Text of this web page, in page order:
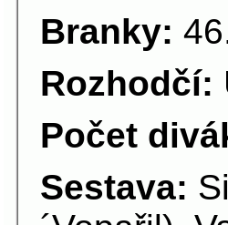
Branky:
Rozhodčí:
Počet
Sestava: